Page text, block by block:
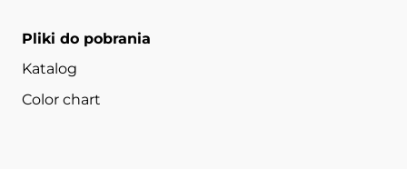
Pliki do pobrania
Katalog
Color chart